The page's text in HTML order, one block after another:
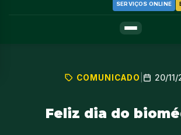
SERVIÇOS ONLINE
COMUNICADO 20/11/
Feliz dia do